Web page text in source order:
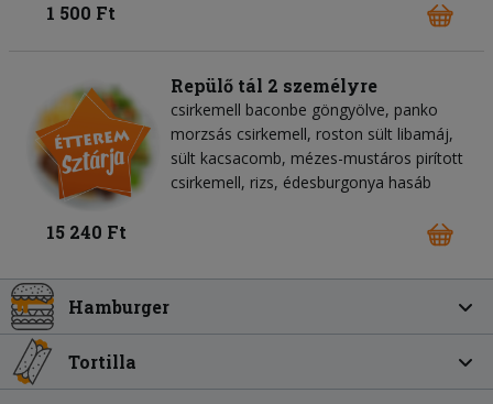
1 500 Ft
Repülő tál 2 személyre
csirkemell baconbe göngyölve, panko
morzsás csirkemell, roston sült libamáj,
sült kacsacomb, mézes-mustáros pirított
csirkemell, rizs, édesburgonya hasáb
15 240 Ft
Hamburger
Tortilla